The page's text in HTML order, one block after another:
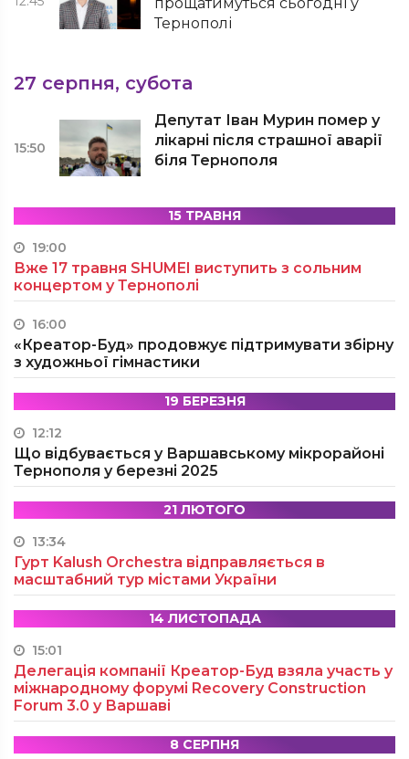
Тернополі
27 серпня, субота
15:50
Депутат Іван Мурин помер у
лікарні після страшної аварії
біля Тернополя
15 ТРАВНЯ
19:00
Вже 17 травня SHUMEI виступить з сольним
концертом у Тернополі
16:00
«Креатор-Буд» продовжує підтримувати збірну
з художньої гімнастики
19 БЕРЕЗНЯ
12:12
Що відбувається у Варшавському мікрорайоні
Тернополя у березні 2025
21 ЛЮТОГО
13:34
Гурт Kalush Orchestra відправляється в
масштабний тур містами України
14 ЛИСТОПАДА
15:01
Делегація компанії Креатор-Буд взяла участь у
міжнародному форумі Recovery Construction
Forum 3.0 у Варшаві
8 СЕРПНЯ